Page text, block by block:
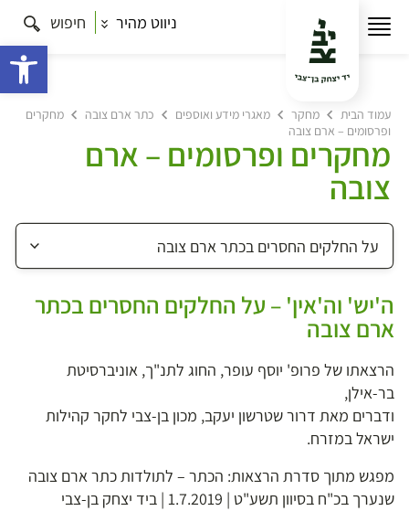
ניווט מהיר חיפוש
עמוד הבית מחקר מאגרי מידע ואוספים כתר ארם צובה
מחקרים
ופרסומים – ארם צובה
מחקרים ופרסומים – ארם
צובה
ה'יש' וה'אין' – על החלקים החסרים בכתר
ארם צובה
הרצאתו של פרופ' יוסף עופר, החוג לתנ"ך, אוניברסיטת
בר-אילן,
ודברים מאת דרור שטרשון יעקב, מכון בן-צבי לחקר קהילות
ישראל במזרח.
מפגש מתוך סדרת הרצאות: הכתר – לתולדות כתר ארם צובה
שנערך בכ"ח בסיוון תשע"ט | 1.7.2019 | ביד יצחק בן-צבי